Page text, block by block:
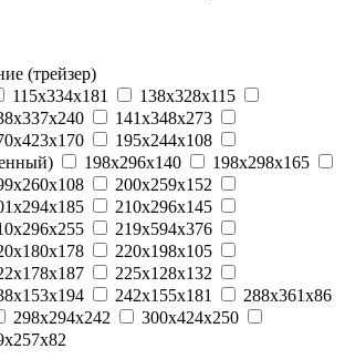
(трейзер)
115x334x181
138x328x115
141x348x273
195x244x108
198x296x140
198x298x165
200x259x152
210x296x145
219x594x376
220x198x105
225x128x132
242x155x181
288x361x86
298x294x242
300x424x250